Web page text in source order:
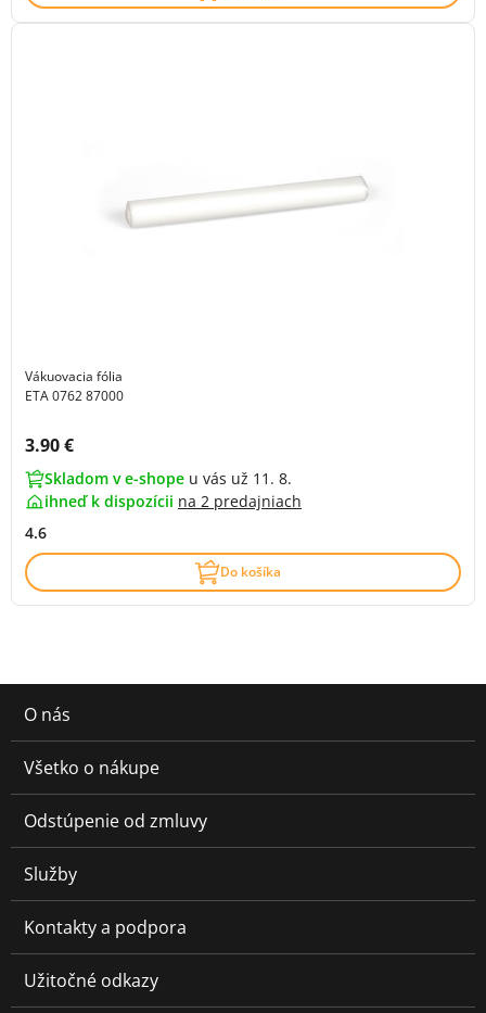
Vákuovacia fólia
ETA 0762 87000
Cena s DPH:
3.90 €
Skladom v e-shope u vás už 11. 8.
ihneď k dispozícii na 2 predajniach
4.6
Do košíka
O nás
Všetko o nákupe
Odstúpenie od zmluvy
Služby
Kontakty a podpora
Užitočné odkazy